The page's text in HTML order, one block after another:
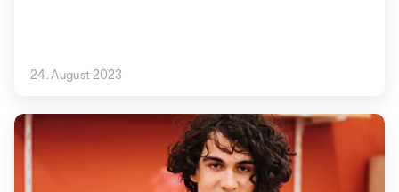
24. August 2023